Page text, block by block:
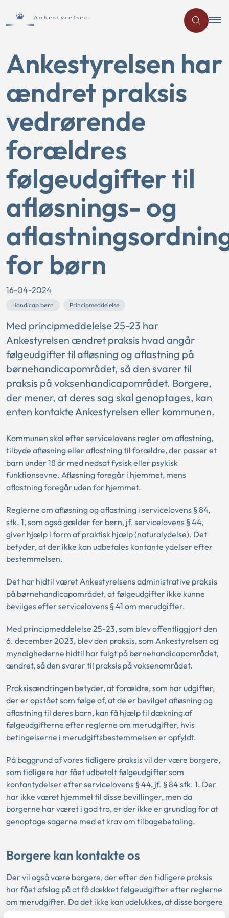
Ankestyrelsen har
ændret praksis
vedrørende
forældres
følgeudgifter til
afløsnings- og
for børn
16-04-2024
Handicap børn Principmeddelelse
Med principmeddelelse 25-23 har
Ankestyrelsen ændret praksis hvad angår
følgeudgifter til afløsning og aflastning på
børnehandicapområdet, så den svarer til
praksis på voksenhandicapområdet. Borgere,
der mener, at deres sag skal genoptages, kan
enten kontakte Ankestyrelsen eller kommunen.
Kommunen skal efter servicelovens regler om aflastning,
tilbyde afløsning eller aflastning til forældre, der passer et
barn under 18 år med nedsat fysisk eller psykisk
funktionsevne. Afløsning foregår i hjemmet, mens
aflastning foregår uden for hjemmet.
Reglerne om afløsning og aflastning i servicelovens § 84,
stk. 1, som også gælder for børn, jf. servicelovens § 44,
giver hjælp i form af praktisk hjælp (naturalydelse). Det
betyder, at der ikke kan udbetales kontante ydelser efter
bestemmelsen.
Det har hidtil været Ankestyrelsens administrative praksis
på børnehandicapområdet, at følgeudgifter ikke kunne
bevilges efter servicelovens § 41 om merudgifter.
Med principmeddelelse 25-23, som blev offentliggjort den
6. december 2023, blev den praksis, som Ankestyrelsen og
myndighederne hidtil har fulgt på børnehandicapområdet,
ændret, så den svarer til praksis på voksenområdet.
Praksisændringen betyder, at forældre, som har udgifter,
der er opstået som følge af, at de er bevilget afløsning og
aflastning til deres barn, kan få hjælp til dækning af
følgeudgifterne efter reglerne om merudgifter, hvis
betingelserne i merudgiftsbestemmelsen er opfyldt.
På baggrund af vores tidligere praksis vil der være borgere,
som tidligere har fået udbetalt følgeudgifter som
kontantydelser efter servicelovens § 44, jf. § 84 stk. 1. Der
har ikke været hjemmel til disse bevillinger, men da
borgerne har været i god tro, er der ikke er grundlag for at
genoptage sagerne med et krav om tilbagebetaling.
Borgere kan kontakte os
Der vil også være borgere, der efter den tidligere praksis
har fået afslag på at få dækket følgeudgifter efter reglerne
om merudgifter. Da det ikke kan udelukkes, at disse borgere
havde ret til dækning af følgeudgifterne efter